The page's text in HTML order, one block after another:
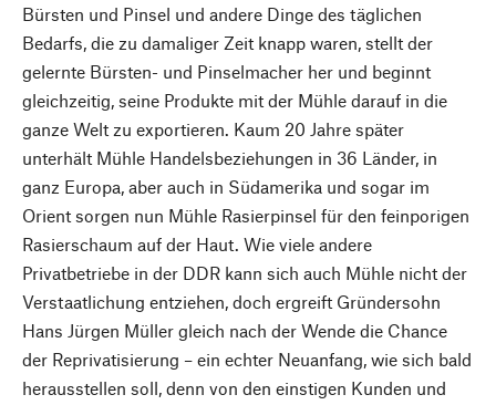
Bürsten und Pinsel und andere Dinge des täglichen
Bedarfs, die zu damaliger Zeit knapp waren, stellt der
gelernte Bürsten- und Pinselmacher her und beginnt
gleichzeitig, seine Produkte mit der Mühle darauf in die
ganze Welt zu exportieren. Kaum 20 Jahre später
unterhält Mühle Handelsbeziehungen in 36 Länder, in
ganz Europa, aber auch in Südamerika und sogar im
Orient sorgen nun Mühle Rasierpinsel für den feinporigen
Rasierschaum auf der Haut. Wie viele andere
Privatbetriebe in der DDR kann sich auch Mühle nicht der
Verstaatlichung entziehen, doch ergreift Gründersohn
Hans Jürgen Müller gleich nach der Wende die Chance
der Reprivatisierung – ein echter Neuanfang, wie sich bald
herausstellen soll, denn von den einstigen Kunden und